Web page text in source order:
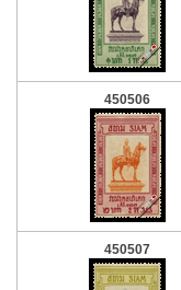
450506
450507